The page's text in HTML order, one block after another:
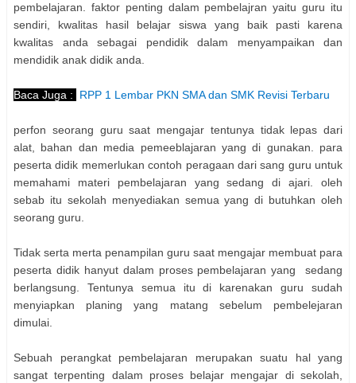
pembelajaran. faktor penting dalam pembelajran yaitu guru itu
sendiri, kwalitas hasil belajar siswa yang baik pasti karena
kwalitas anda sebagai pendidik dalam menyampaikan dan
mendidik anak didik anda.
Baca Juga : RPP 1 Lembar PKN SMA dan SMK Revisi Terbaru
perfon seorang guru saat mengajar tentunya tidak lepas dari
alat, bahan dan media pemeeblajaran yang di gunakan. para
peserta didik memerlukan contoh peragaan dari sang guru untuk
memahami materi pembelajaran yang sedang di ajari. oleh
sebab itu sekolah menyediakan semua yang di butuhkan oleh
seorang guru.
Tidak serta merta penampilan guru saat mengajar membuat para
peserta didik hanyut dalam proses pembelajaran yang sedang
berlangsung. Tentunya semua itu di karenakan guru sudah
menyiapkan planing yang matang sebelum pembelejaran
dimulai.
Sebuah perangkat pembelajaran merupakan suatu hal yang
sangat terpenting dalam proses belajar mengajar di sekolah,